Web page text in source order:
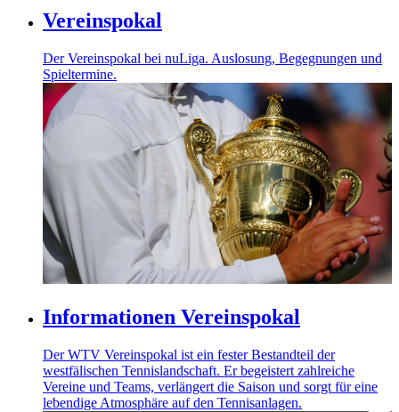
Vereinspokal
Der Vereinspokal bei nuLiga. Auslosung, Begegnungen und
Spieltermine.
Informationen Vereinspokal
Der WTV Vereinspokal ist ein fester Bestandteil der
westfälischen Tennislandschaft. Er begeistert zahlreiche
Vereine und Teams, verlängert die Saison und sorgt für eine
lebendige Atmosphäre auf den Tennisanlagen.